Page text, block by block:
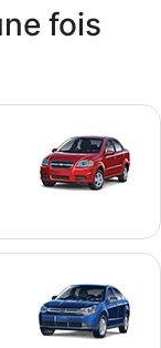
fois